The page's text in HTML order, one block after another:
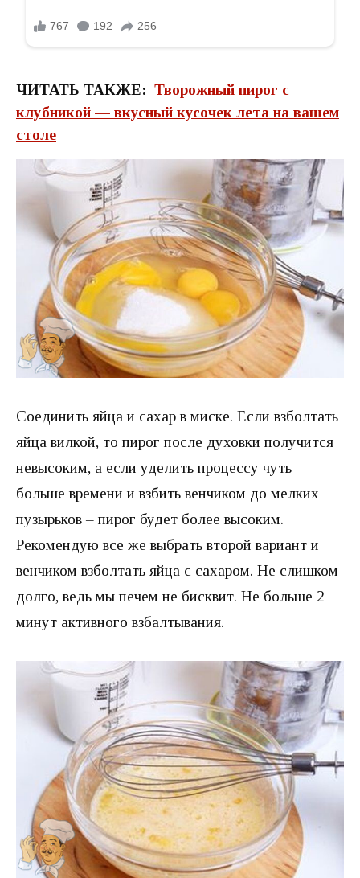
ЧИТАТЬ ТАКЖЕ: Творожный пирог с
клубникой — вкусный кусочек лета на вашем
столе
Соединить яйца и сахар в миске. Если взболтать
яйца вилкой, то пирог после духовки получится
невысоким, а если уделить процессу чуть
больше времени и взбить венчиком до мелких
пузырьков – пирог будет более высоким.
Рекомендую все же выбрать второй вариант и
венчиком взболтать яйца с сахаром. Не слишком
долго, ведь мы печем не бисквит. Не больше 2
минут активного взбалтывания.